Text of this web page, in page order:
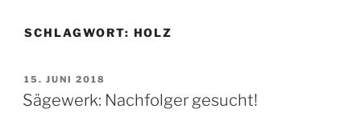
SCHLAGWORT: HOLZ
VERÖFFENTLICHT
AM
15. JUNI 2018
Sägewerk: Nachfolger gesucht!